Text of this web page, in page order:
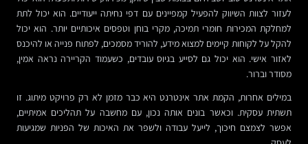
לעזור לצוות השיווק להפעיל קמפיינים עם דפי נחיתה ייעודיים. הוא יכול לתת
למחלקת המכירות חומרי תמיכה, מקרי בוחן וטפסים איכותיים יותר. הוא יכול
להקל על לקוחות קיימים למצוא מידע, להוריד מסמכים, לפתוח פנייה או להיכנס
לאזור אישי. הוא יכול גם לסייע בגיוס עובדים, כשעמוד הקריירה נראה אמין,
מסודר וברור.
במילים אחרות, הקמת אתר אינטרנט היא כבר מזמן לא רק פרויקט מיתוג. זו
תשתית עסקית. וכאשר בונים אותה נכון, עם מחשבה על תהליכים אמיתיים,
אפשר לצמצם חיכוך, לייעל עבודה ולשפר את האיכות של הפניות שמגיעות